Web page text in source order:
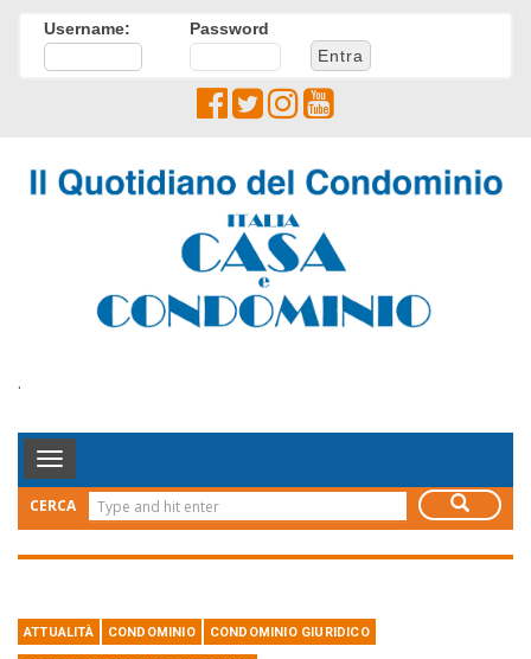
Username: Password
.
Toggle
Navigation
CERCA
ATTUALITÀ CONDOMINIO CONDOMINIO GIURIDICO